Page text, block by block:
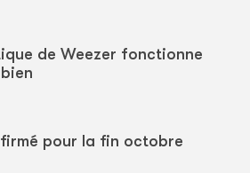
de Weezer fonctionne
pour la fin octobre